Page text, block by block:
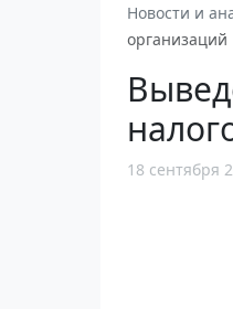
Новости и
организаций
18 сентября